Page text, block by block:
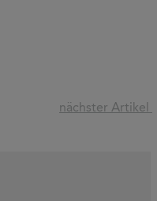
nächster Artikel